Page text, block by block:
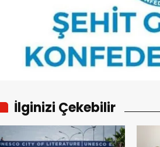
İlginizi Çekebilir